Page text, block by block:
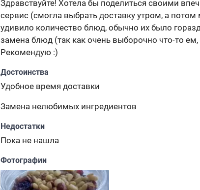
Здравствуйте! Хотела бы поделиться своими
сервис (смогла выбрать доставку утром, а
удивило количество блюд, обычно их было
замена блюд (так как очень выборочно что-то
Рекомендую :)
Достоинства
Удобное время доставки
Замена нелюбимых ингредиентов
Недостатки
Пока не нашла
Фотографии